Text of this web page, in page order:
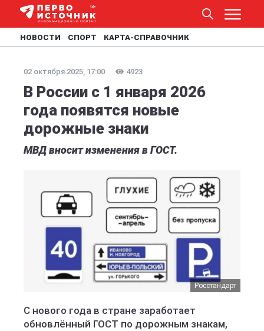
НОВОСТИ СПОРТ КАРТА-СПРАВОЧНИК
02 октября 2025, 17:00 4923
В России с 1 января 2026
года появятся новые
дорожные знаки
МВД вносит изменения в ГОСТ.
Росстандарт
С нового года в стране заработает
обновлённый ГОСТ по дорожным знакам,